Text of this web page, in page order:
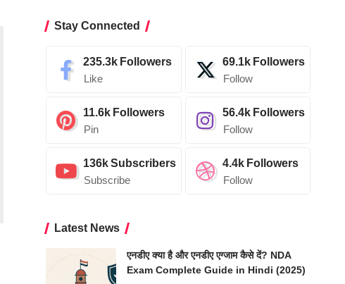
Stay Connected
235.3k Followers
Like
69.1k Followers
Follow
11.6k Followers
Pin
56.4k Followers
Follow
136kSubscribers
Subscribe
4.4k Followers
Follow
Latest News
एनडीए क्या है और एनडीए एग्जाम कैसे दें? NDA
Exam Complete Guide in Hindi (2025)